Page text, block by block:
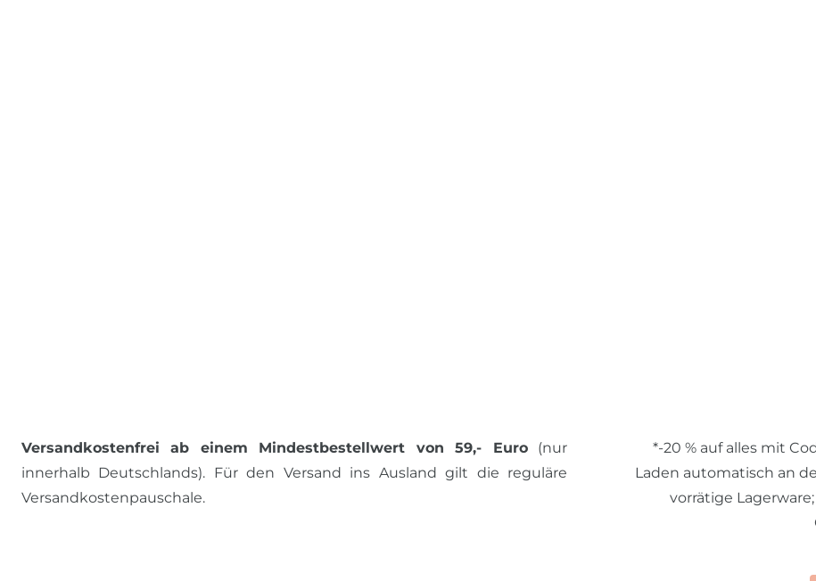
Versandkostenfrei ab einem Mindestbestellwert von 59,- Euro(nur
innerhalb Deutschlands). Für den Versand ins Ausland gilt die reguläre
Versandkostenpauschale.
*-20 % auf alles mit
Laden automatisch an
vorrätige
© 2026 SCHÖNER LEBEN.